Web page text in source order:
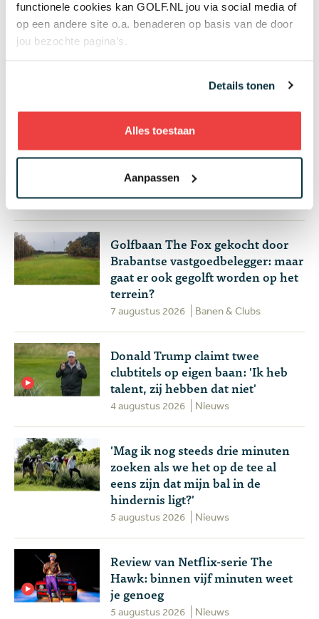
functionele cookies kan GOLF.NL jou via social media of
op een andere site o.a. benaderen op basis van de door
jou bezochte pagina’s.
Details tonen
Alles toestaan
Aanpassen
Handen andersom: volgens Joost
Instructie
Plots goed nieuws voor LIV Golf:
de spelers worden groot
aandeelhouder na akkoord met
nieuwe investeerder
6 augustus 2026 Topgolf
Golfbaan The Fox gekocht door
Brabantse vastgoedbelegger: maar
gaat er ook gegolft worden op het
terrein?
7 augustus 2026 Banen & Clubs
Donald Trump claimt twee
clubtitels op eigen baan: 'Ik heb
talent, zij hebben dat niet'
4 augustus 2026 Nieuws
'Mag ik nog steeds drie minuten
zoeken als we het op de tee al
eens zijn dat mijn bal in de
hindernis ligt?'
5 augustus 2026 Nieuws
Review van Netflix-serie The
Hawk: binnen vijf minuten weet
je genoeg
5 augustus 2026 Nieuws